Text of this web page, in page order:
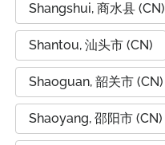
Shangshui, 商水县 (CN)
Shantou, 汕头市 (CN)
Shaoguan, 韶关市 (CN)
Shaoyang, 邵阳市 (CN)